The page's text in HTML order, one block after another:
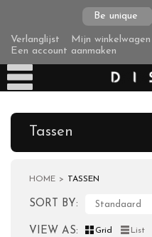
Be unique
Verlanglijst Mijn winkelwagen
Een account aanmaken
Tassen
HOME TASSEN
SORT BY
VIEW AS Grid List